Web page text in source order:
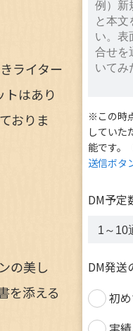
ライター
はあり
おりま
の美し
を添える
※この時
していた
能です。
送信ボタ
DM予定
DM発送
初